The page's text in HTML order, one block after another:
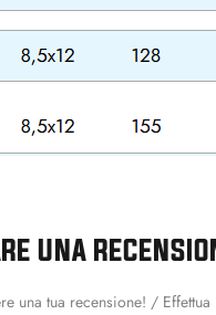
UNA
una tua recensione! / Effettua